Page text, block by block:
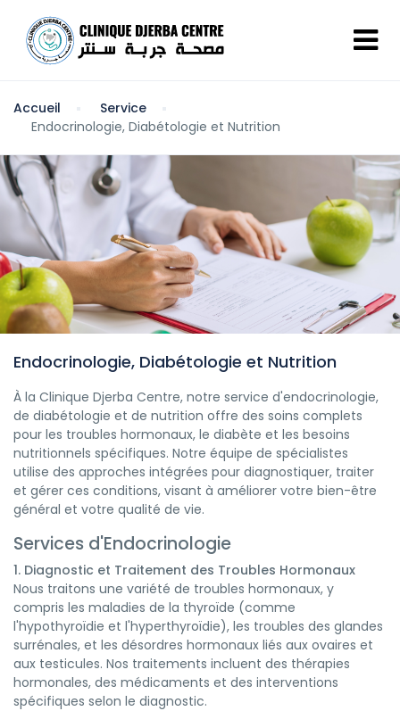
Accueil
Service
Endocrinologie, Diabétologie et Nutrition
Endocrinologie, Diabétologie et Nutrition
À la Clinique Djerba Centre, notre service d'endocrinologie,
de diabétologie et de nutrition offre des soins complets
pour les troubles hormonaux, le diabète et les besoins
nutritionnels spécifiques. Notre équipe de spécialistes
utilise des approches intégrées pour diagnostiquer, traiter
et gérer ces conditions, visant à améliorer votre bien-être
général et votre qualité de vie.
Services d'Endocrinologie
1. Diagnostic et Traitement des Troubles Hormonaux
Nous traitons une variété de troubles hormonaux, y
compris les maladies de la thyroïde (comme
l'hypothyroïdie et l'hyperthyroïdie), les troubles des glandes
surrénales, et les désordres hormonaux liés aux ovaires et
aux testicules. Nos traitements incluent des thérapies
hormonales, des médicaments et des interventions
spécifiques selon le diagnostic.